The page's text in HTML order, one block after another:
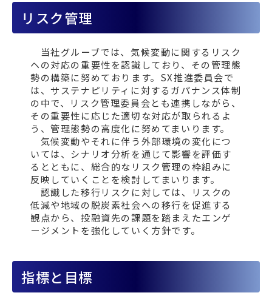
リスク管理
当社グルーブでは、気候変動に関するリスク
ヘの対応の重要性を認識しており、その管理態
勢の構築に努めております。SX推進委員会で
は、サステナピリティに対するガパナンス体制
の中で、リスク管理委員会とも連携しながら、
その重要性に応じた適切な対応が取られるよ
う、管理態勢の高度化に努めてまいります。
気候変動やそれに伴う外部環境の変化につ
いては、シナリオ分析を通じて影響を評価す
るとともに、総合的なリスク管理の枠組みに
反映していくことを検討してまいります。
認識した移行リスクに対しては、リスクの
低減や地域の脱炭素社会への移行を促進する
観点から、投融資先の課題を踏まえたエンゲ
ージメントを強化していく方針です。
指標と目標